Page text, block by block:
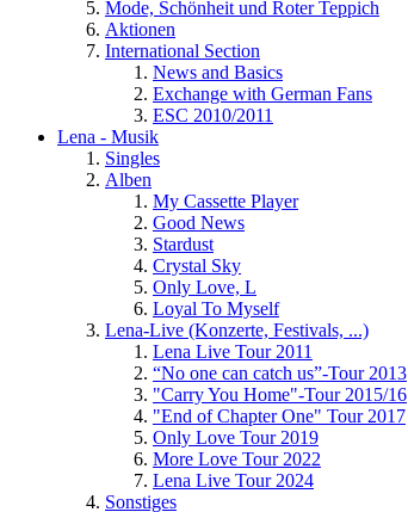
Mode, Schönheit und Roter Teppich
Aktionen
International Section
News and Basics
Exchange with German Fans
ESC 2010/2011
Lena - Musik
Singles
Alben
My Cassette Player
Good News
Stardust
Crystal Sky
Only Love, L
Loyal To Myself
Lena-Live (Konzerte, Festivals, ...)
Lena Live Tour 2011
“No one can catch us”-Tour 2013
"Carry You Home"-Tour 2015/16
"End of Chapter One" Tour 2017
Only Love Tour 2019
More Love Tour 2022
Lena Live Tour 2024
Sonstiges